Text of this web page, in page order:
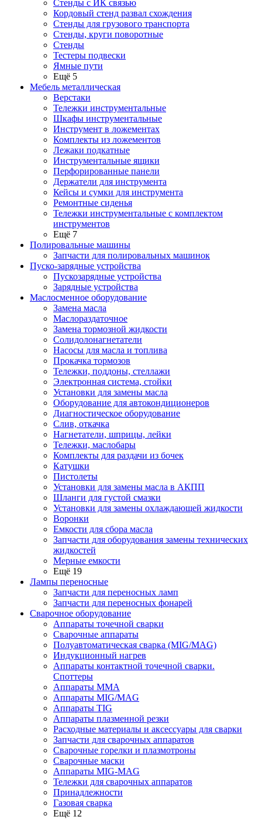
Стенды с ИК связью
Кордовый стенд развал схождения
Стенды для грузового транспорта
Стенды, круги поворотные
Стенды
Тестеры подвески
Ямные пути
Ещё 5
Мебель металлическая
Верстаки
Тележки инструментальные
Шкафы инструментальные
Инструмент в ложементах
Комплекты из ложементов
Лежаки подкатные
Инструментальные ящики
Перфорированные панели
Держатели для инструмента
Кейсы и сумки для инструмента
Ремонтные сиденья
Тележки инструментальные с комплектом
инструментов
Ещё 7
Полировальные машины
Запчасти для полировальных машинок
Пуско-зарядные устройства
Пускозарядные устройства
Зарядные устройства
Маслосменное оборудование
Замена масла
Маслораздаточное
Замена тормозной жидкости
Солидолонагнетатели
Насосы для масла и топлива
Прокачка тормозов
Тележки, поддоны, стеллажи
Электронная система, стойки
Установки для замены масла
Оборудование для автокондиционеров
Диагностическое оборудование
Слив, откачка
Нагнетатели, шприцы, лейки
Тележки, маслобары
Комплекты для раздачи из бочек
Катушки
Пистолеты
Установки для замены масла в АКПП
Шланги для густой смазки
Установки для замены охлаждающей жидкости
Воронки
Емкости для сбора масла
Запчасти для оборудования замены технических
жидкостей
Мерные емкости
Ещё 19
Лампы переносные
Запчасти для переносных ламп
Запчасти для переносных фонарей
Сварочное оборудование
Аппараты точечной сварки
Сварочные аппараты
Полуавтоматическая сварка (MIG/MAG)
Индукционный нагрев
Аппараты контактной точечной сварки.
Споттеры
Аппараты MMA
Аппараты MIG/MAG
Аппараты TIG
Аппараты плазменной резки
Расходные материалы и аксессуары для сварки
Запчасти для сварочных аппаратов
Сварочные горелки и плазмотроны
Сварочные маски
Аппараты MIG-MAG
Тележки для сварочных аппаратов
Принадлежности
Газовая сварка
Ещё 12